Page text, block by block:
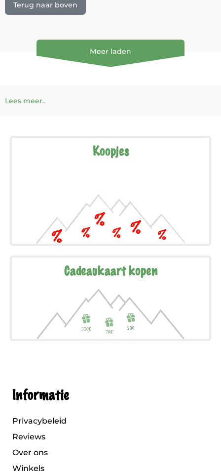
Terug naar boven
Meer laden
Lees meer..
Koopjes
Cadeaukaart kopen
Informatie
Privacybeleid
Reviews
Over ons
Winkels